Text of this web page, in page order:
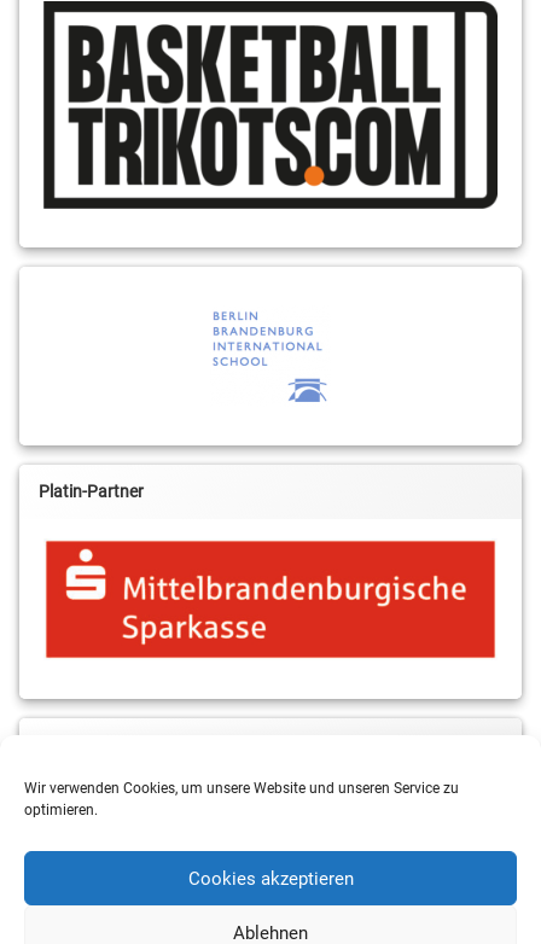
Wir verwenden Cookies, um unsere Website und unseren Service zu
optimieren.
Cookies akzeptieren
Ablehnen
Platin-Partner